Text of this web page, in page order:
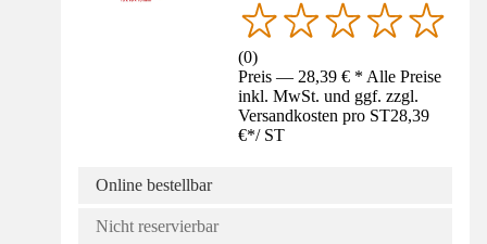
(0)
Preis — 28,39 € * Alle Preise
inkl. MwSt. und ggf. zzgl.
Versandkosten pro ST28,39
€*/ ST
Online bestellbar
Nicht reservierbar